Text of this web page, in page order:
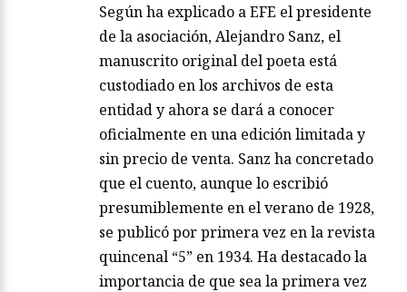
Según ha explicado a EFE el presidente
de la asociación, Alejandro Sanz, el
manuscrito original del poeta está
custodiado en los archivos de esta
entidad y ahora se dará a conocer
oficialmente en una edición limitada y
sin precio de venta. Sanz ha concretado
que el cuento, aunque lo escribió
presumiblemente en el verano de 1928,
se publicó por primera vez en la revista
quincenal “5” en 1934. Ha destacado la
importancia de que sea la primera vez